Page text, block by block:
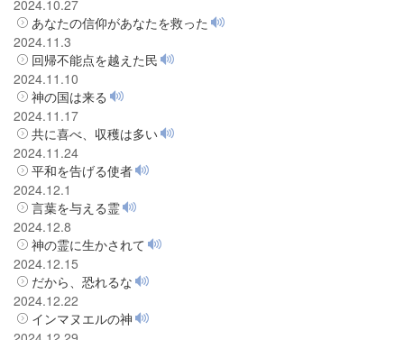
2024.10.27
あなたの信仰があなたを救った
2024.11.3
回帰不能点を越えた民
2024.11.10
神の国は来る
2024.11.17
共に喜べ、収穫は多い
2024.11.24
平和を告げる使者
2024.12.1
言葉を与える霊
2024.12.8
神の霊に生かされて
2024.12.15
だから、恐れるな
2024.12.22
インマヌエルの神